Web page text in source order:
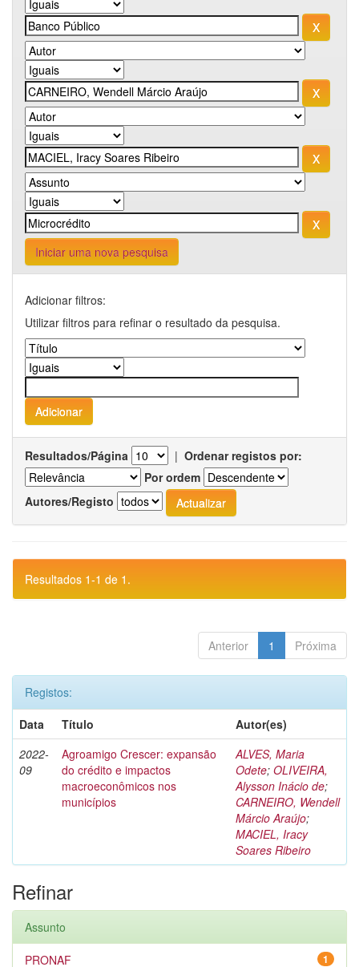
Iniciar uma nova pesquisa
Adicionar filtros:
Utilizar filtros para refinar o resultado da pesquisa.
Resultados/Página | Ordenar registos por:
Por ordem
Autores/Registo
Resultados 1-1 de 1.
Anterior 1 Próxima
Registos:
Data
Título
Autor(es)
2022-
09
Agroamigo Crescer: expansão
do crédito e impactos
macroeconômicos nos
municípios
ALVES, Maria
Odete; OLIVEIRA,
Alysson Inácio de;
CARNEIRO, Wendell
Márcio Araújo;
MACIEL, Iracy
Soares Ribeiro
Refinar
Assunto
1
PRONAF